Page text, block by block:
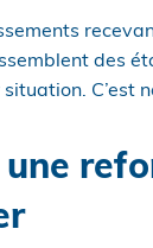
des
situation. C’est
une